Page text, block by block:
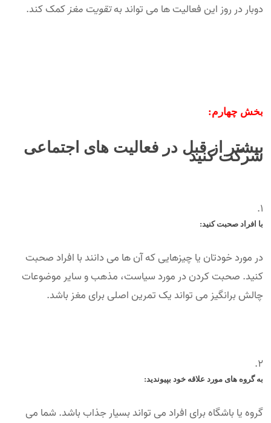
دوبار در روز این فعالیت ها می تواند بهتقویت مغزکمک کند.
بخش چهارم:
بیشتر از قبل در فعالیت های اجتماعی
شرکت کنید
با افراد صحبت کنید:
در مورد خودتان یا چیزهایی که آن ها می دانند با افراد صحبت
کنید. صحبت کردن در مورد سیاست، مذهب و سایر موضوعات
چالش برانگیز می تواند یک تمرین اصلی برای مغز باشد.
به گروه های مورد علاقه خود بپیوندید:
گروه یا باشگاه برای افراد می تواند بسیار جذاب باشد. شما می